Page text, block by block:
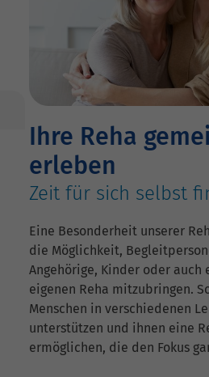
Ihre Reha
erleben
Zeit für sich selbst
Eine Besonderheit unserer
die Möglichkeit,
Angehörige, Kinder oder auch
eigenen Reha mitzubringen.
Menschen in verschiedenen
unterstützen und ihnen eine
ermöglichen, die den Fokus